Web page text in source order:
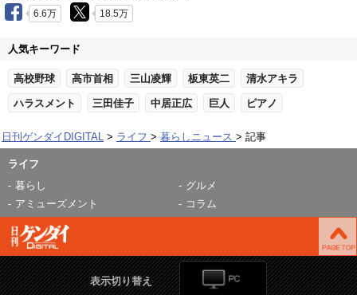
6.6万 18.5万
人気キーワード
高校野球 高市首相 三山凌輝 板東英二 清水アキラ
ハラスメント 三田佳子 中居正広 巨人 ピアノ
日刊ゲンダイDIGITAL ライフ 暮らしニュース 記事
ライフ
暮らし
グルメ
アミューズメント
コラム
表示切り替え